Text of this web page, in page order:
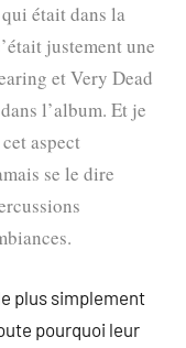
était dans la
justement une
et Very Dead
l’album. Et je
aspect
se le dire
plus simplement
pourquoi leur